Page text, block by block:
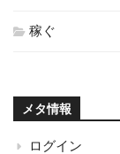
稼ぐ
メタ情報
ログイン